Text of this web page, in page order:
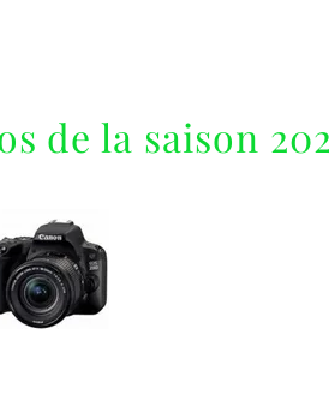
de la saison